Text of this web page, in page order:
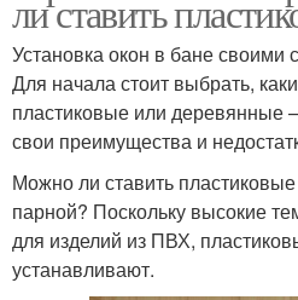
ли ставить
Установка окон в бане своими
Для начала стоит выбрать,
пластиковые или деревянные
свои преимущества и
Можно ли ставить
парной? Поскольку высокие
для изделий из ПВХ,
устанавливают.